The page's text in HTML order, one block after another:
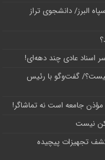
البرز/ دانشجوی تراز
اسناد عادی چند‌ دهه‌ای!
چیست؟/ گفت‌وگو با رئیس
جامعه است نه تماشاگر!
نیست
تجهیزات پیچیده